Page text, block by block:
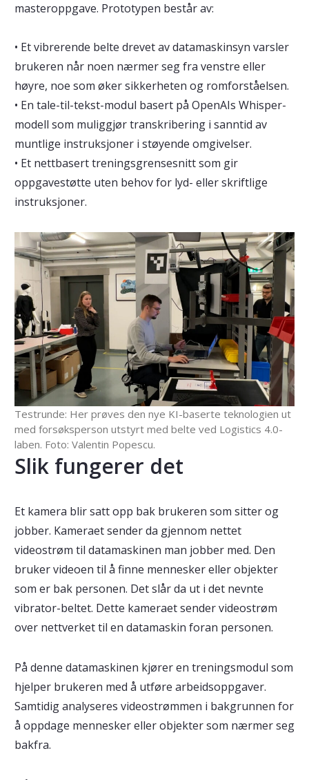
masteroppgave. Prototypen består av:
• Et vibrerende belte drevet av datamaskinsyn varsler
brukeren når noen nærmer seg fra venstre eller
høyre, noe som øker sikkerheten og romforståelsen.
• En tale-til-tekst-modul basert på OpenAIs Whisper-
modell som muliggjør transkribering i sanntid av
muntlige instruksjoner i støyende omgivelser.
• Et nettbasert treningsgrensesnitt som gir
oppgavestøtte uten behov for lyd- eller skriftlige
instruksjoner.
Testrunde: Her prøves den nye KI-baserte teknologien ut
med forsøksperson utstyrt med belte ved Logistics 4.0-
laben. Foto: Valentin Popescu.
Slik fungerer det
Et kamera blir satt opp bak brukeren som sitter og
jobber. Kameraet sender da gjennom nettet
videostrøm til datamaskinen man jobber med. Den
bruker videoen til å finne mennesker eller objekter
som er bak personen. Det slår da ut i det nevnte
vibrator-beltet. Dette kameraet sender videostrøm
over nettverket til en datamaskin foran personen.
På denne datamaskinen kjører en treningsmodul som
hjelper brukeren med å utføre arbeidsoppgaver.
Samtidig analyseres videostrømmen i bakgrunnen for
å oppdage mennesker eller objekter som nærmer seg
bakfra.